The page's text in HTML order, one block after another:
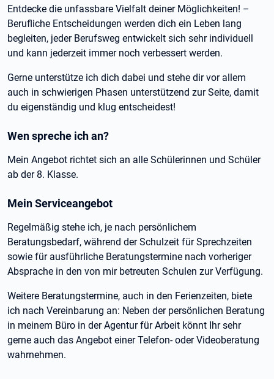
Entdecke die unfassbare Vielfalt deiner Möglichkeiten! –
Berufliche Entscheidungen werden dich ein Leben lang
begleiten, jeder Berufsweg entwickelt sich sehr individuell
und kann jederzeit immer noch verbessert werden.
Gerne unterstütze ich dich dabei und stehe dir vor allem
auch in schwierigen Phasen unterstützend zur Seite, damit
du eigenständig und klug entscheidest!
Wen spreche ich an?
Mein Angebot richtet sich an alle Schülerinnen und Schüler
ab der 8. Klasse.
Mein Serviceangebot
Regelmäßig stehe ich, je nach persönlichem
Beratungsbedarf, während der Schulzeit für Sprechzeiten
sowie für ausführliche Beratungstermine nach vorheriger
Absprache in den von mir betreuten Schulen zur Verfügung.
Weitere Beratungstermine, auch in den Ferienzeiten, biete
ich nach Vereinbarung an: Neben der persönlichen Beratung
in meinem Büro in der Agentur für Arbeit könnt Ihr sehr
gerne auch das Angebot einer Telefon- oder Videoberatung
wahrnehmen.